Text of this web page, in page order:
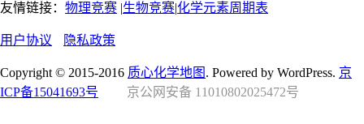
友情链接： 物理竞赛 |生物竞赛|化学元素周期表
用户协议 隐私政策
Copyright © 2015-2016 质心化学地图 . Powered by WordPress. 京
ICP备15041693号
京公网安备 11010802025472号